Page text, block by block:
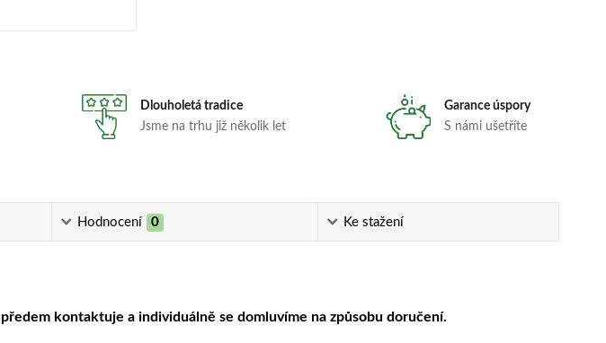
Dlouholetá tradice
Jsme na trhu již několik let
Garance úspory
S námi ušetříte
Hodnocení 0 Ke stažení
kontaktuje a individuálně se domluvíme na způsobu doručení.